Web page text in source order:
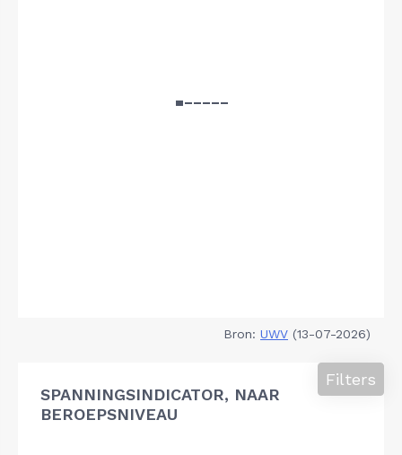
Bron: UWV (13-07-2026)
SPANNINGSINDICATOR, NAAR
BEROEPSNIVEAU
Filters